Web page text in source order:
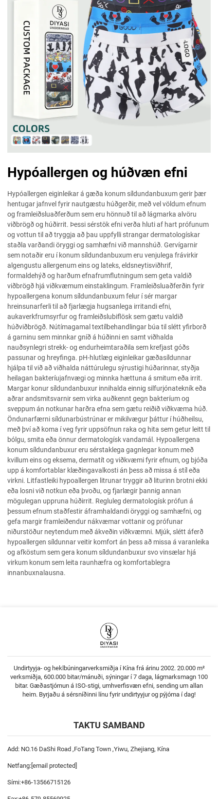
Hypóallergen og húðvæn efni
Hypóallergen eiginleikar á gæða konum síldundanbuxum gerir þær
hentugar jafnvel fyrir nautgæstu húðgerðir, með vel völdum efnum
og framleiðsluaðferðum sem eru hönnuð til að lágmarka alvöru
viðbrögð og húðirrit. Þessi sérstök efni verða hluti af hart prófunum
og vottun til að tryggja að þau uppfylli strangar dermatologískar
staðla varðandi öryggi og samhæfni við mannshúð. Gervígarnir
sem notaðir eru í konum síldundanbuxum eru venjulega frávirkir
algengustu allergenum eins og lateks, eldsneytisviðhrif,
formaldehýð og harðum efnafrumflutningum sem geta valdið
viðbrögð hjá viðkvæmum einstaklingum. Framleiðsluaðferðin fyrir
hypoallergena konum síldundanbuxum felur í sér margar
hreinsunarferli til að fjarlægja hugsanlega irritandi efni,
aukaverkfrumsyrfur og framleiðslubiflösk sem gætu valdið
húðviðbrögð. Nútímagamal textílbehandlingar búa til slétt yfirborð
á garninu sem minnkar gníð á húðinni en samt viðhalda
nauðsynlegri strekk- og endurheimtaraðila sem krefjast góðs
passunar og hreyfinga. pH-hlutlæg eiginleikar gæðasíldunnar
hjálpa til við að viðhalda náttúrulegu sýrustigi húðarinnar, styðja
heilagan bakteríujafnvægi og minnka hættuna á smitum eða irrit.
Margar konur síldundanbuxur innihalda einnig silfurjónatekník eða
aðrar andsmitsvarnir sem virka auðkennt gegn bakteríum og
sveppum án notkunar harðra efna sem gætu reiðið viðkvæma húð.
Öndunarfærni síldunarbústrúnar er mikilvægur þáttur í húðheilsu,
með því að koma í veg fyrir uppsöfnun raka og hita sem getur leitt til
bólgu, smita eða önnur dermatologísk vandamál. Hypoallergena
konum síldundanbuxur eru sérstaklega gagnlegar konum með
kvillum eins og eksema, dermatít og viðkvæmi fyrir efnum, og bjóða
upp á komfortablar klæðingavalkosti án þess að missa á stíl eða
virkni. Litfastleiki hypoallergen litrunar tryggir að liturinn brotni ekki
eða losni við notkun eða þvoðu, og fjarlægir þannig annan
mögulegan uppruna húðirrit. Regluleg dermatologísk prófun á
þessum efnum staðfestir áframhaldandi öryggi og samhæfni, og
gefa margir framleiðendur nákvæmar vottanir og prófunar
niðurstöður neytendum með ákveðin viðkvæmni. Mjúk, slétt áferð
hypoallergen síldunnar veitir komfort án þess að missa á varanleika
og afköstum sem gera konum síldundanbuxur svo vinsælar hjá
virkum konum sem leita raunhæfra og komfortablegra
innanbuxnalausna.
Undirtyyja- og heklbúningarverksmiðja í Kína frá árinu 2002. 20.000 m²
verksmiðja, 600.000 bitar/mánuði, sýningar í 7 daga, lágmarksmagn 100
bitar. Gæðastjórnun á ISO-stigi, umhverfisvæn efni, sending um allan
heim. Byrjaðu á sérsníðinni línu fyrir undirtyyjur og pýjóma í dag!
TAKTU SAMBAND
Add: NO.16 DaShi Road ,FoTang Town ,Yiwu, Zhejiang, Kína
Netfang: [email protected]
Sími:+86-13566715126